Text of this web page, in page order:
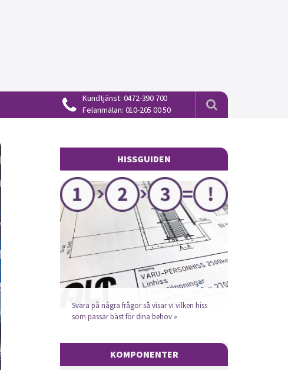
Kundtjänst: 0472-390 700
Felanmälan: 010-205 00 50
HISSGUIDEN
Svara på några frågor så visar vi vilken hiss
som passar bäst för dina behov »
KOMPONENTER